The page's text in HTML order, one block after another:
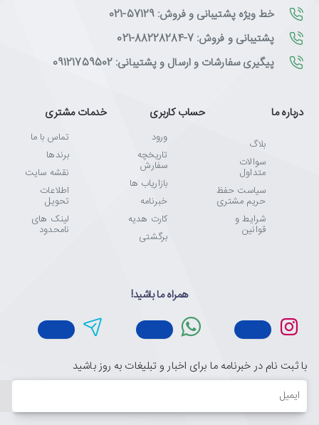
خط ویژه پشتیبانی و فروش: 57129-021
پشتیبانی و فروش: 7-88228284-021
پیگیری سفارشات و ارسال و پشتیبانی: 09121759502
درباره ما
بلاگ
سوالات
متداول
سیاست حفظ
حریم مشتری
شرایط و
قوانین
حساب کاربری
ورود
تاریخچه
سفارش
بازاریاب ها
خبرنامه
کارت هدیه
برگشتی
خدمات مشتری
تماس با ما
برندها
نقشه سایت
اطلاعات
تحویل
لینک های
نامحدود
همراه ما باشید!
با ثبت نام در خبرنامه ما برای اخبار و تبلیغات به روز باشید
ایمیل